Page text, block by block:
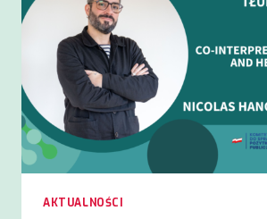
AKTUALNOŚCI